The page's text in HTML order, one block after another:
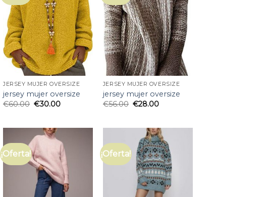
JERSEY MUJER OVERSIZE
jersey mujer oversize
€60.00 €30.00
JERSEY MUJER OVERSIZE
jersey mujer oversize
€56.00 €28.00
¡Oferta! ¡Oferta!